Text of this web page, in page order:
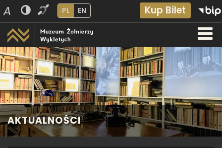
A PL EN Kup Bilet
AKTUALNOŚCI